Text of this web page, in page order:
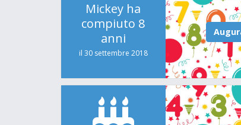
Mickey ha
compiuto 8
anni
il 30 settembre 2018